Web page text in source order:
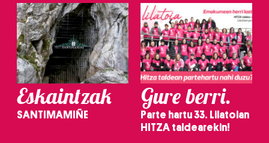
Eskaintzak
SANTIMAMIÑE
Gure berri.
Parte hartu 33. Lilatoian
HITZA taldearekin!